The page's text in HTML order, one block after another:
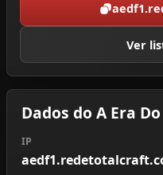
Crie seu
Ver
Dados do A Era
IP